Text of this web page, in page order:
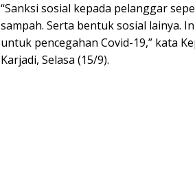
“Sanksi sosial kepada pelanggar
sampah. Serta bentuk sosial lainya.
untuk pencegahan Covid-19,” kata
Karjadi, Selasa (15/9).